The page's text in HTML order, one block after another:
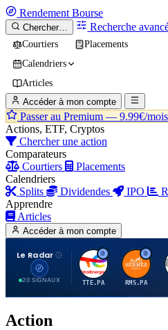
Rendement Bourse
Chercher… Recherche
Courtiers
Placements
Calendriers
Articles
Accéder à mon compte
Passer au Premium — 9.99€/mois
Actions, ETF, Cryptos
Chercher une action
Comparateurs
Courtiers
Placements
Calendriers
Splits
Dividendes IPO
Apprendre
Articles
Accéder à mon compte
Le Radar
20 SIGNAUX
T
TTE.PA
H
RMS.PA
Action